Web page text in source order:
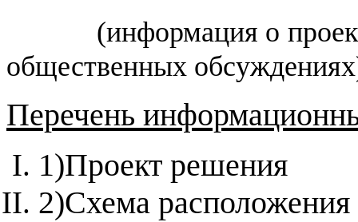
(информация о
общественных
Перечень
1)Проект решения
2)Схема расположения